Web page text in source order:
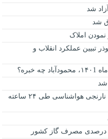
شد
املاک
تبیین عملکرد انقلاب و
هوای مازندران خنک شد/ هشدار سطح نارنجی هواشناسی طی ۲۴ ساعته